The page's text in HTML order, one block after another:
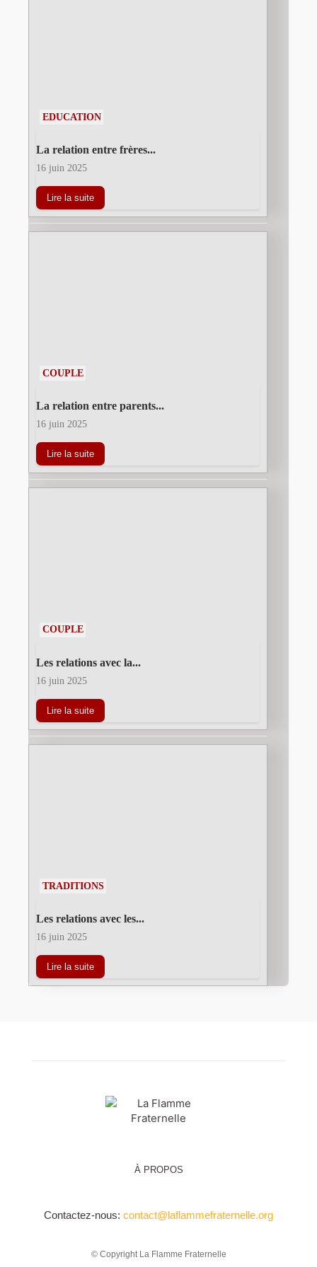
EDUCATION
La relation entre frères...
16 juin 2025
Lire la suite
COUPLE
La relation entre parents...
16 juin 2025
Lire la suite
COUPLE
Les relations avec la...
16 juin 2025
Lire la suite
TRADITIONS
Les relations avec les...
16 juin 2025
Lire la suite
À PROPOS
Contactez-nous: contact@laflammefraternelle.org
© Copyright La Flamme Fraternelle